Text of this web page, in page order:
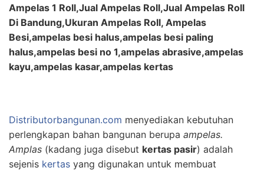
Ampelas 1 Roll,Jual Ampelas Roll,Jual Ampelas Roll
Di Bandung,Ukuran Ampelas Roll, Ampelas
Besi,ampelas besi halus,ampelas besi paling
halus,ampelas besi no 1,ampelas abrasive,ampelas
kayu,ampelas kasar,ampelas kertas
Distributorbangunan.com menyediakan kebutuhan
perlengkapan bahan bangunan berupa ampelas.
Amplas (kadang juga disebut kertas pasir) adalah
sejenis kertas yang digunakan untuk membuat